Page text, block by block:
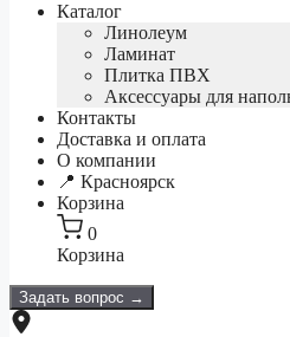
Каталог
Линолеум
Ламинат
Плитка ПВХ
Аксессуары для
Контакты
Доставка и оплата
О компании
📍 Красноярск
Корзина
0
Корзина
Задать вопрос →